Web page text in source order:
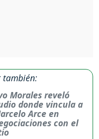
también:
Morales reveló
donde vincula a
Arce en
con el